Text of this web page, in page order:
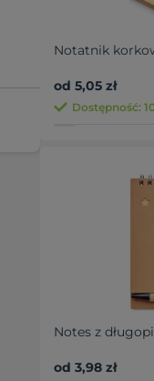
Notatnik
od 5,05 zł
Dostępność:
Notes z
od 3,98 zł